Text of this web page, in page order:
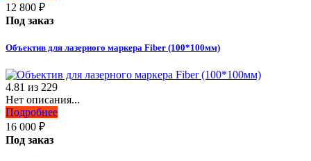
12 800 ₽
Под заказ
Объектив для лазерного маркера Fiber (100*100мм)
4.81 из 229
Нет описания...
Подробнее
16 000 ₽
Под заказ